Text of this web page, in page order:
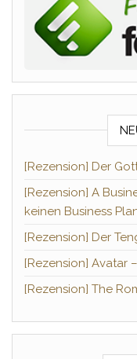
[Rezension] Der
[Rezension] A
keinen Business
[Rezension] Der
[Rezension] Avatar
[Rezension] The